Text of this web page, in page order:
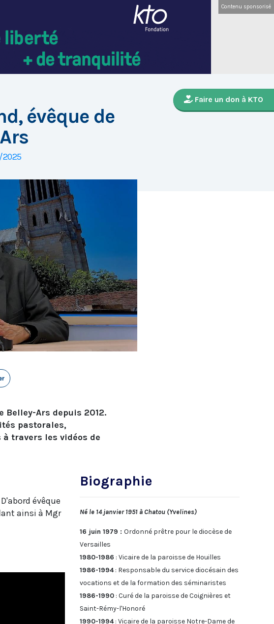
Contenu sponsorisé
Faire un don à KTO
évêque de
2025
Belley-Ars depuis 2012.
pastorales,
à travers les vidéos de
évêque
ainsi à Mgr
Biographie
Né le 14 janvier 1951 à Chatou (Yvelines)
16 juin 1979 : Ordonné prêtre pour le diocèse de
Versailles
1980-1986 : Vicaire de la paroisse de Houilles
1986-1994: Responsable du service diocésain des
vocations et de la formation des séminaristes
1986-1990: Curé de la paroisse de Coignières et
Saint-Rémy-l'Honoré
1990-1994: Vicaire de la paroisse Notre-Dame de